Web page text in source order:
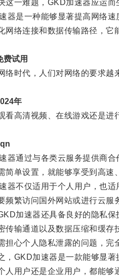
一难题，GKD加速器应运而
是一种能够显著提高网络速
络连接和数据传输路径，它能
费试用
时代，人们对网络的要求越
年
高清视频、在线游戏还是进
通过与各类云服务提供商合
单设置，就能够享受到高速
不仅适用于个人用户，也适
繁访问国外网站或进行云服务
加速器还具备良好的隐私保
输通道以及数据压缩和缓存
心个人隐私泄露的问题，完
GKD加速器是一款能够显著
用户还是企业用户，都能够